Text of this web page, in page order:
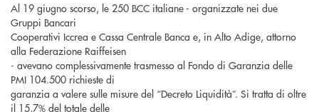
Al 19 giugno scorso, le 250 BCC italiane - organizzate nei due
Gruppi Bancari
Cooperativi Iccrea e Cassa Centrale Banca e, in Alto Adige, attorno
alla Federazione Raiffeisen
- avevano complessivamente trasmesso al Fondo di Garanzia delle
PMI 104.500 richieste di
garanzia a valere sulle misure del “Decreto Liquidità”. Si tratta di oltre
il 15,7% del totale delle